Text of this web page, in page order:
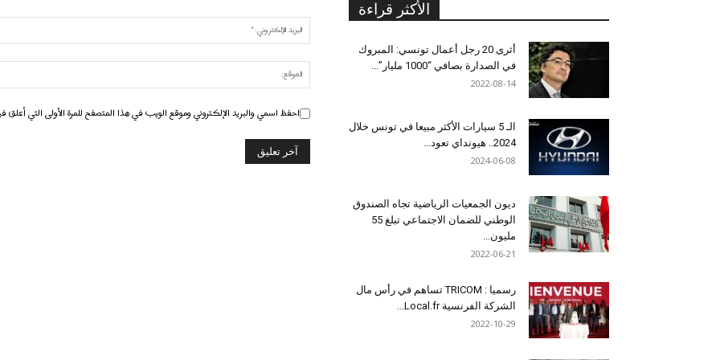
احفظ اسمي والبريد الإلكتروني وموقع الويب في هذا المتصفح للمرة الأولى التي أعلق
الأكثر قراءة
أثرى 20 رجل أعمال تونسي: المبروك
في الصدارة بصافي “1000 مليار”...
2022-08-14
الـ 5 سيارات الأكثر مبيعا في تونس خلال
2024.. هيونداي تعود...
2024-06-08
ديون الجمعيات الرياضية تجاه الصندوق
الوطني للضمان الاجتماعي تبلغ 55
مليون...
2022-06-21
رسميا : TRICOM تساهم في رأس مال
الشركة الفرنسية Local.fr...
2022-10-29